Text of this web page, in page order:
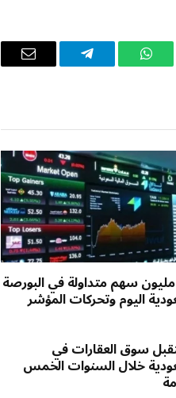
واتساب تيلقرام
البريد
254 مليون سهم متداولة في البورصة
اليوم وتحركات المؤشر
سوق العقارات في
خلال السنوات الخمس